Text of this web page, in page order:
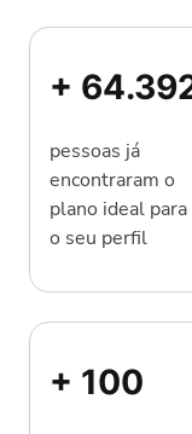
+
pessoas já
encontraram o
plano ideal para
o seu perfil
+ 100